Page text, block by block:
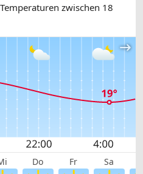
zwischen 18
Do Fr Sa